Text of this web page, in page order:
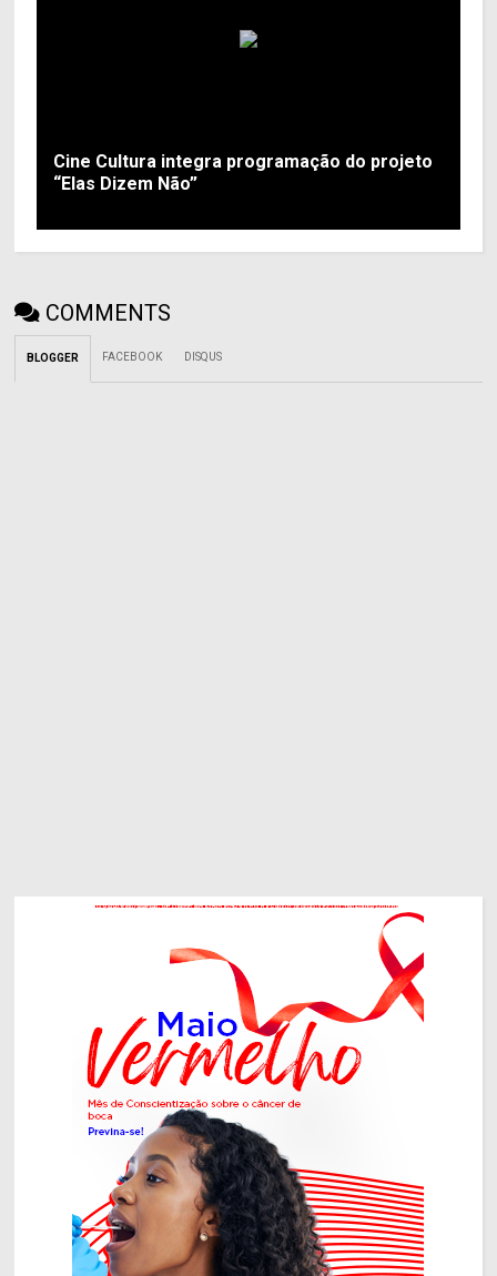
Cine Cultura integra programação do projeto
“Elas Dizem Não”
COMMENTS
BLOGGER FACEBOOK DISQUS